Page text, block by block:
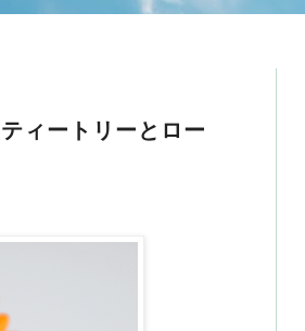
ィートリーとロー